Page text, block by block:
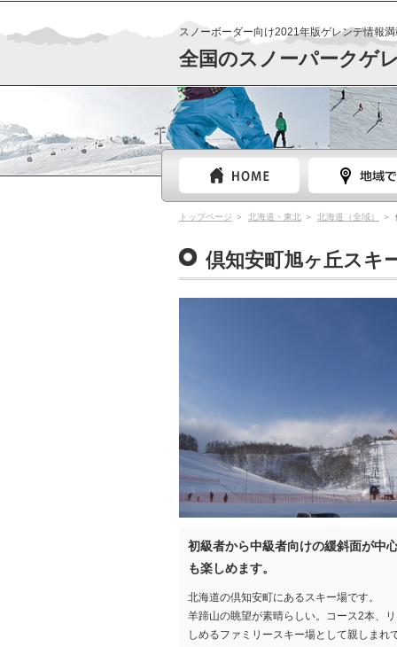
スノーボーダー向け2021年版ゲレンデ情報満
全国のスノーパークゲ
トップページ 北海道・東北 北海道（全域）
倶知安町旭ヶ丘スキ
初級者から中級者向けの緩斜面が中
も楽しめます。
北海道の倶知安町にあるスキー場です。
羊蹄山の眺望が素晴らしい。コース2本、
しめるファミリースキー場として親しまれ